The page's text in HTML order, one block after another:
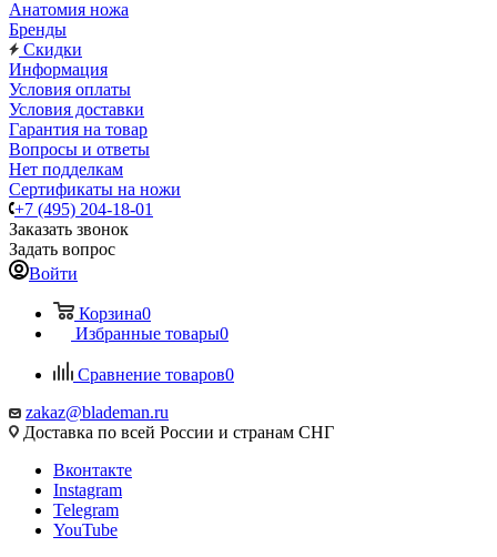
Анатомия ножа
Бренды
Скидки
Информация
Условия оплаты
Условия доставки
Гарантия на товар
Вопросы и ответы
Нет подделкам
Сертификаты на ножи
+7 (495) 204-18-01
Заказать звонок
Задать вопрос
Войти
Корзина0
Избранные товары0
Сравнение товаров0
zakaz@blademan.ru
Доставка по всей России и странам СНГ
Вконтакте
Instagram
Telegram
YouTube